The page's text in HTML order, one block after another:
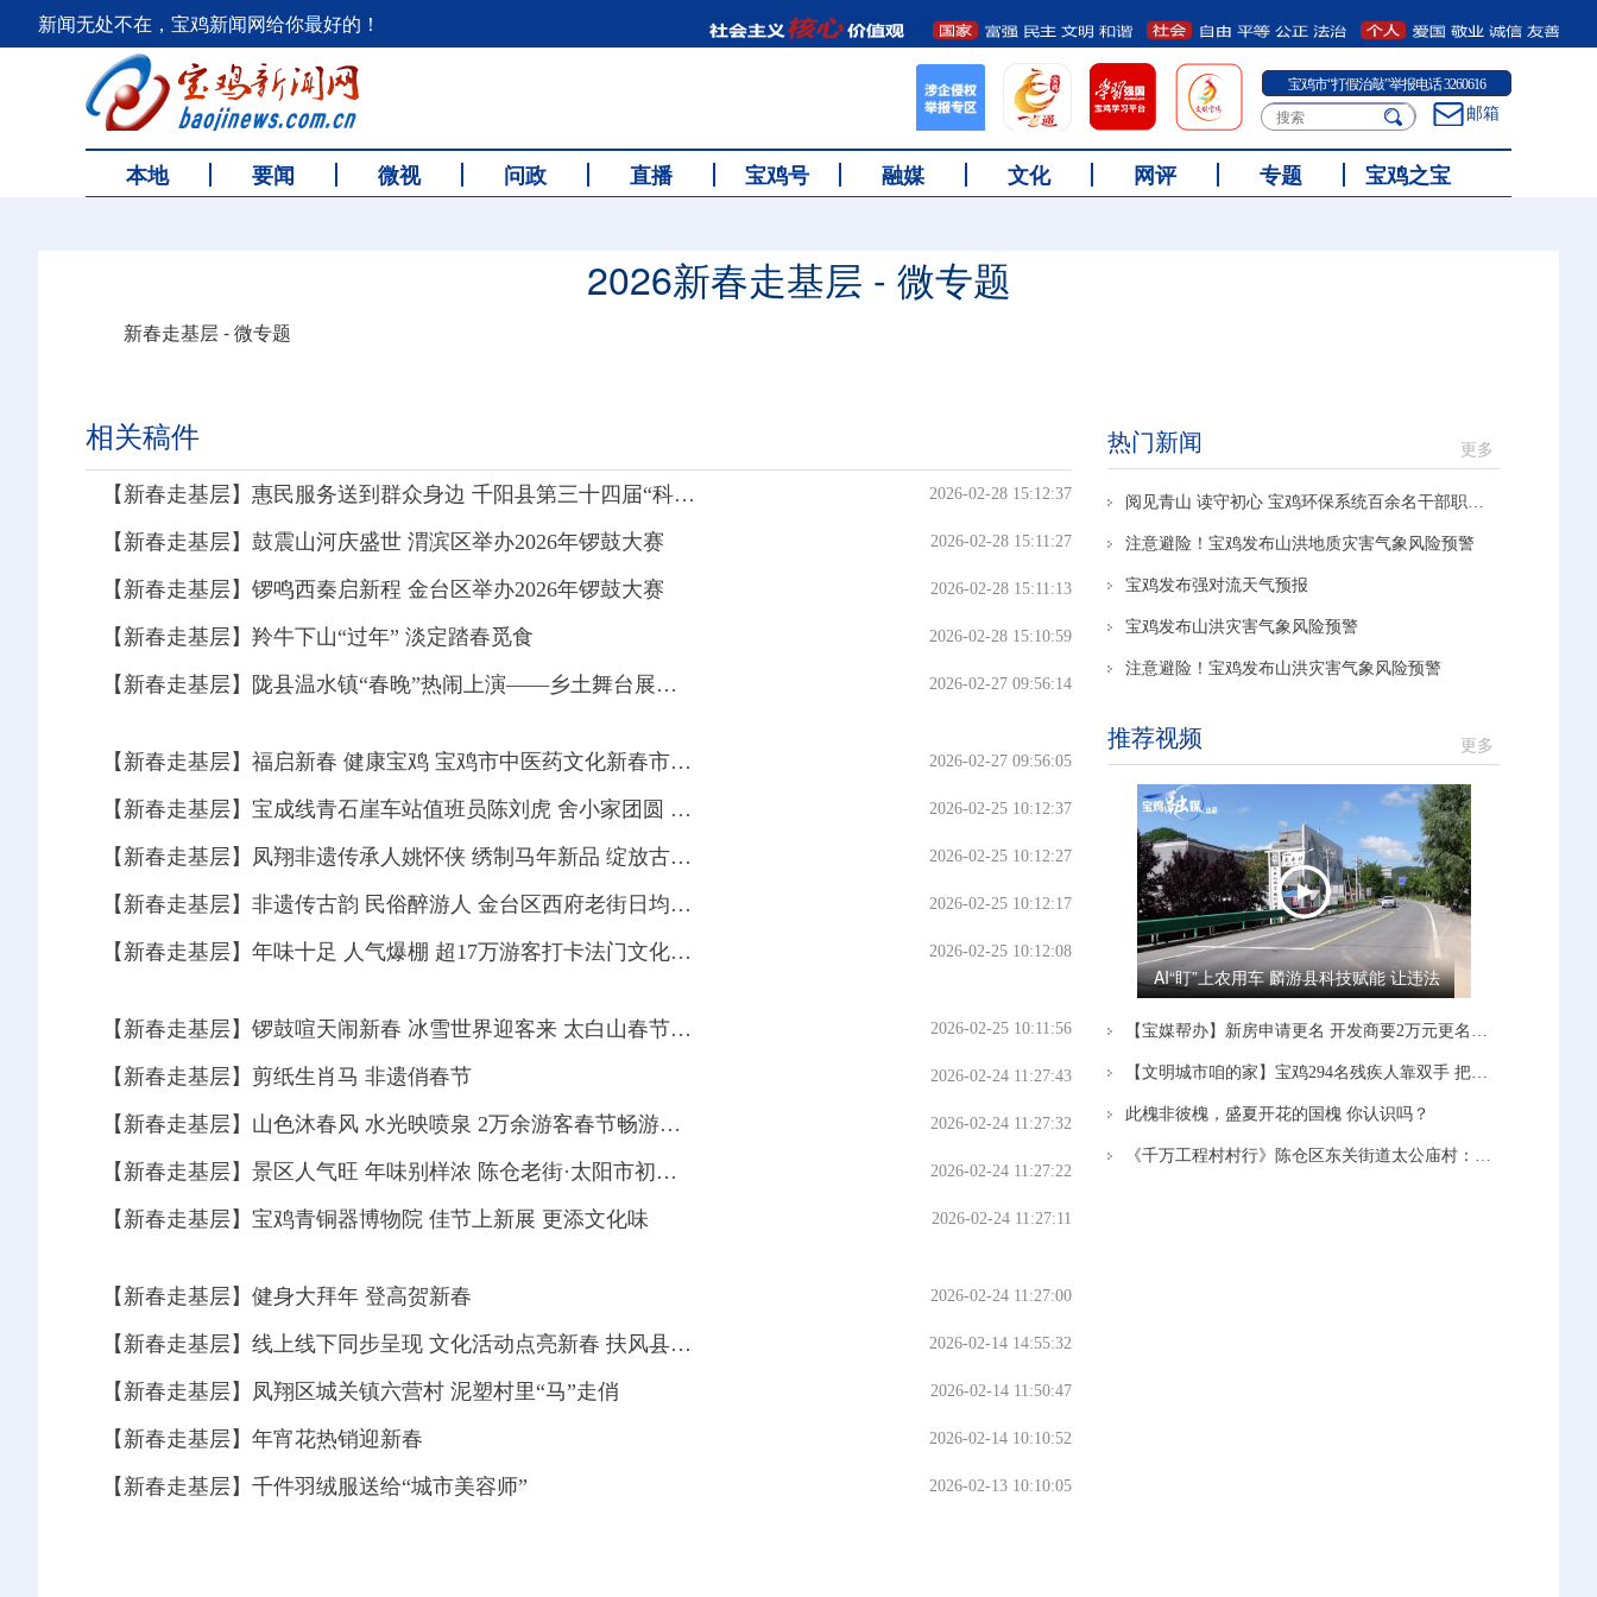
新闻无处不在，宝鸡新闻网给你最好的！
宝鸡市“打假治敲”举报电话 3260616
邮箱
本地 要闻 微视 问政 直播 宝鸡号 融媒 文化 网评 专题 宝鸡之宝
2026新春走基层 - 微专题
新春走基层 - 微专题
相关稿件
【新春走基层】惠民服务送到群众身边 千阳县第三十四届“科技之春”暨“三下乡”活动启动 2026-02-28 15:12:37
【新春走基层】鼓震山河庆盛世 渭滨区举办2026年锣鼓大赛 2026-02-28 15:11:27
【新春走基层】锣鸣西秦启新程 金台区举办2026年锣鼓大赛 2026-02-28 15:11:13
【新春走基层】羚牛下山“过年” 淡定踏春觅食 2026-02-28 15:10:59
【新春走基层】陇县温水镇“春晚”热闹上演——乡土舞台展现乡村振兴新气象 2026-02-27 09:56:14
【新春走基层】福启新春 健康宝鸡 宝鸡市中医药文化新春市集开幕 2026-02-27 09:56:05
【新春走基层】宝成线青石崖车站值班员陈刘虎 舍小家团圆 守万家平安 2026-02-25 10:12:37
【新春走基层】凤翔非遗传承人姚怀侠 绣制马年新品 绽放古艺新韵 2026-02-25 10:12:27
【新春走基层】非遗传古韵 民俗醉游人 金台区西府老街日均接待游客超8万人次 2026-02-25 10:12:17
【新春走基层】年味十足 人气爆棚 超17万游客打卡法门文化景区 2026-02-25 10:12:08
【新春走基层】锣鼓喧天闹新春 冰雪世界迎客来 太白山春节假期接待游客18.01万人次 2026-02-25 10:11:56
【新春走基层】剪纸生肖马 非遗俏春节 2026-02-24 11:27:43
【新春走基层】山色沐春风 水光映喷泉 2万余游客春节畅游太公湖 2026-02-24 11:27:32
【新春走基层】景区人气旺 年味别样浓 陈仓老街·太阳市初一至初五迎客66.1万人次 2026-02-24 11:27:22
【新春走基层】宝鸡青铜器博物院 佳节上新展 更添文化味 2026-02-24 11:27:11
【新春走基层】健身大拜年 登高贺新春 2026-02-24 11:27:00
【新春走基层】线上线下同步呈现 文化活动点亮新春 扶风县2026年春节文艺晚会精彩上演 2026-02-14 14:55:32
【新春走基层】凤翔区城关镇六营村 泥塑村里“马”走俏 2026-02-14 11:50:47
【新春走基层】年宵花热销迎新春 2026-02-14 10:10:52
【新春走基层】千件羽绒服送给“城市美容师” 2026-02-13 10:10:05
热门新闻 更多
阅见青山 读守初心 宝鸡环保系统百余名干部职工共享阅读盛宴
注意避险！宝鸡发布山洪地质灾害气象风险预警
宝鸡发布强对流天气预报
宝鸡发布山洪灾害气象风险预警
注意避险！宝鸡发布山洪灾害气象风险预警
推荐视频 更多
AI“盯”上农用车 麟游县科技赋能 让违法
载人“驶”不得
【宝媒帮办】新房申请更名 开发商要2万元更名费 多方沟通协调后 开发商：停止办理！
【文明城市咱的家】宝鸡294名残疾人靠双手 把日子越过越有奔头
此槐非彼槐，盛夏开花的国槐 你认识吗？
《千万工程村村行》陈仓区东关街道太公庙村：党建引领赋能产业 蹚出富民新路径